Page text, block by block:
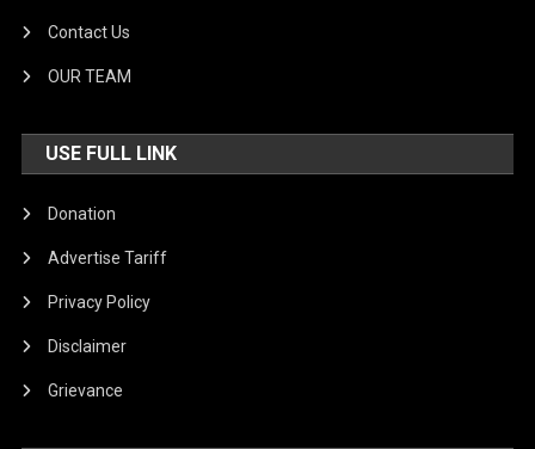
Contact Us
OUR TEAM
USE FULL LINK
Donation
Advertise Tariff
Privacy Policy
Disclaimer
Grievance